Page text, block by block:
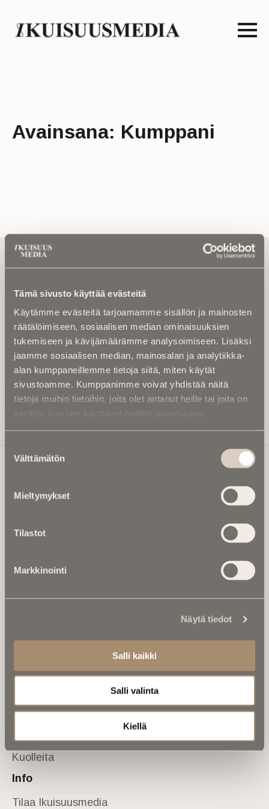
Tämä sivusto käyttää evästeitä
Käytämme evästeitä tarjoamamme sisällön ja mainosten
räätälöimiseen, sosiaalisen median ominaisuuksien
tukemiseen ja kävijämäärämme analysoimiseen. Lisäksi
jaamme sosiaalisen median, mainosalan ja analytiikka-
alan kumppaneillemme tietoja siitä, miten käytät
sivustoamme. Kumppanimme voivat yhdistää näitä
tietoja muihin tietoihin, joita olet antanut heille tai joita on
kerätty, kun olet käyttänyt heidän palvelujaan.
valinta
Välttämätön
Mieltymykset
Tilastot
Markkinointi
Näytä tiedot
Salli kaikki
Salli valinta
Kiellä
Avainsana: Kumppani
Tilaa uutiskirje - Pääset heti parhaiden
artikkelien pariin!
Kirjoita alle sähköpostiosoitteesi niin saat kaksi kertaa
etteivät kiinnostavat artikkelit jää huomaamatta.
Uutiskirje on maksuton eikä se velvoita mihinkään.
Kirjoita tähän sähköpostiosoite, johon haluat uutiskirjeen
tulevan:
Tilaa Uutiskirje
Ikuisuusmedia
valtakunnallinen mediabrändi. Julkaisemme uusimmat
kuolinuutiset ja kuolintiedot.
Anna palautetta
Muistokirjoituksia
Kuolema koskettaa
Asiantuntijoilta
Kuolleita
Info
Tilaa Ikuisuusmedia